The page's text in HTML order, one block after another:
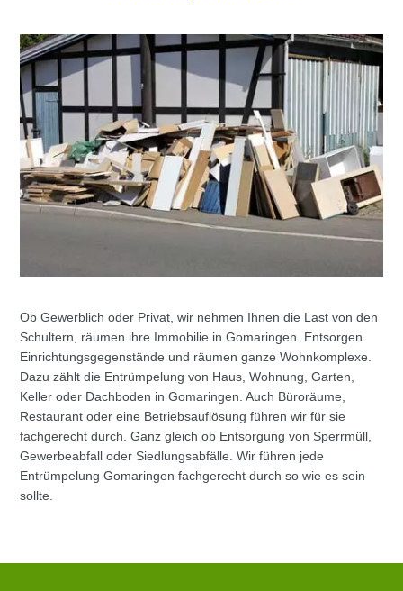
Ob Gewerblich oder Privat, wir nehmen Ihnen die Last von den
Schultern, räumen ihre Immobilie in Gomaringen. Entsorgen
Einrichtungsgegenstände und räumen ganze Wohnkomplexe.
Dazu zählt die Entrümpelung von Haus, Wohnung, Garten,
Keller oder Dachboden in Gomaringen. Auch Büroräume,
Restaurant oder eine Betriebsauflösung führen wir für sie
fachgerecht durch. Ganz gleich ob Entsorgung von Sperrmüll,
Gewerbeabfall oder Siedlungsabfälle. Wir führen jede
Entrümpelung Gomaringen fachgerecht durch so wie es sein
sollte.